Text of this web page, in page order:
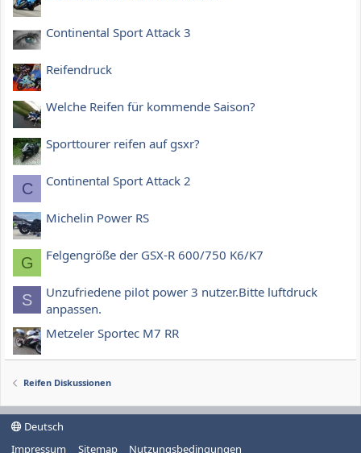
Continental Sport Attack 3
Reifendruck
Welche Reifen für kommende Saison?
Sporttourer reifen auf gsxr?
C Continental Sport Attack 2
Michelin Power RS
G Felgengröße der GSX-R 600/750 K6/K7
S
Unzufriedene pilot power 3 nutzer.Bitte luftdruck
anpassen.
Metzeler Sportec M7 RR
Reifen Diskussionen
Deutsch
Impressum
Sitemap Nutzungsbedingungen